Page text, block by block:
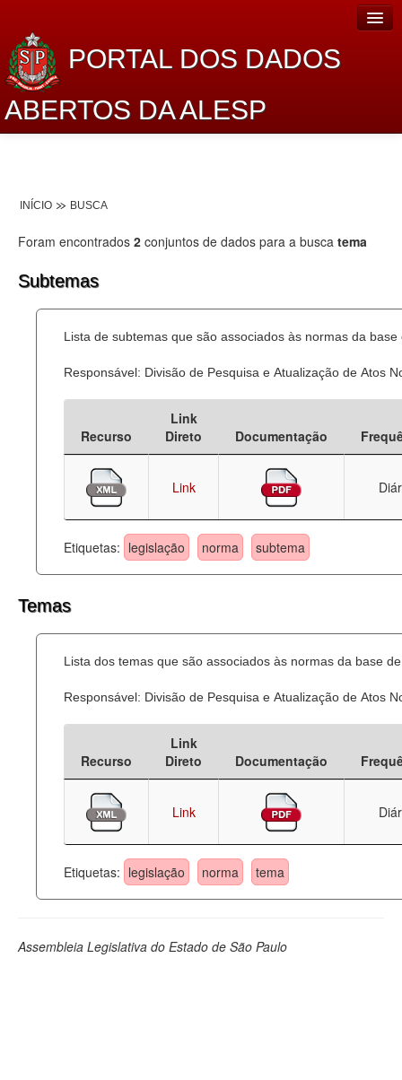
PORTAL DOS DADOS
ABERTOS DA ALESP
Lei de Acesso à Informação
Dados Governamentais Abertos
Processo Legislativo
Deputados Estaduais
Administração
Legislação
Perguntas frequentes
Contato
INÍCIO BUSCA
Foram encontrados 2 conjuntos de dados para a busca tema
Subtemas
Lista de subtemas que são associados às normas da
Responsável: Divisão de Pesquisa e Atualização de Atos
Recurso
Link
Direto
Documentação
Link
Etiquetas: legislação norma subtema
Temas
Lista dos temas que são associados às normas da base
Responsável: Divisão de Pesquisa e Atualização de Atos
Recurso
Link
Direto
Documentação
Link
Etiquetas: legislação norma tema
Assembleia Legislativa do Estado de São Paulo